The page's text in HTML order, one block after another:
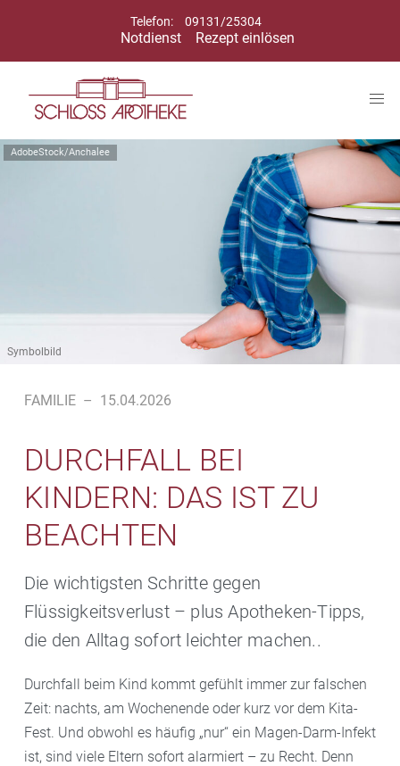
Telefon: 09131/25304
Notdienst Rezept einlösen
AdobeStock/Anchalee
Symbolbild
FAMILIE – 15.04.2026
DURCHFALL BEI
KINDERN: DAS IST ZU
BEACHTEN
Die wichtigsten Schritte gegen
Flüssigkeitsverlust – plus Apotheken-Tipps,
die den Alltag sofort leichter machen..
Durchfall beim Kind kommt gefühlt immer zur falschen
Zeit: nachts, am Wochenende oder kurz vor dem Kita-
Fest. Und obwohl es häufig „nur“ ein Magen-Darm-Infekt
ist, sind viele Eltern sofort alarmiert – zu Recht. Denn